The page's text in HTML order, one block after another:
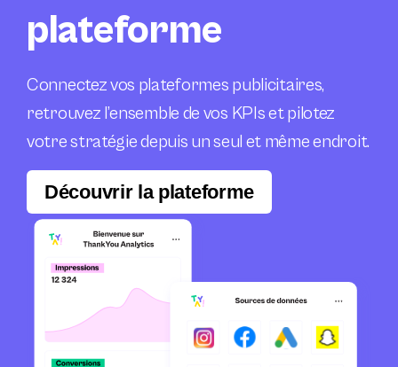
plateforme
Connectez vos plateformes publicitaires,
retrouvez l’ensemble de vos KPIs et pilotez
votre stratégie depuis un seul et même endroit.
Découvrir la plateforme